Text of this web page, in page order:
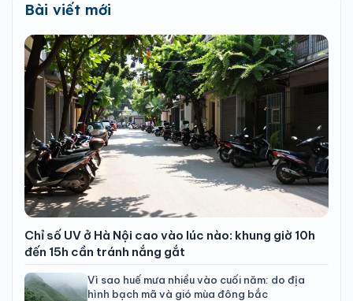
Bài viết mới
Chỉ số UV ở Hà Nội cao vào lúc nào: khung giờ 10h
đến 15h cần tránh nắng gắt
Vì sao huế mưa nhiều vào cuối năm: do địa
hình bạch mã và gió mùa đông bắc